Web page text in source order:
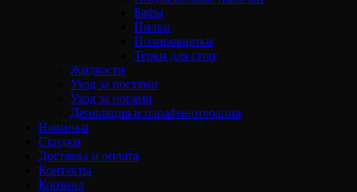
Бафы
Пилки
Полировщики
Терки для стоп
Жидкости
Уход за ногтями
Уход за ногами
Депиляция и парафинотерапия
Новинки
Скидки
Доставка и оплата
Контакты
Корзина